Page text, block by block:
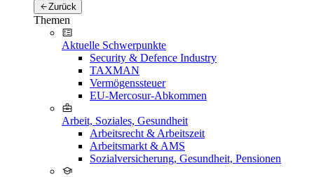
Zurück
Themen
Aktuelle Schwerpunkte
Security & Defence Industry
TAXMAN
Vermögenssteuer
EU-Mercosur-Abkommen
Arbeit, Soziales, Gesundheit
Arbeitsrecht & Arbeitszeit
Arbeitsmarkt & AMS
Sozialversicherung, Gesundheit, Pensionen